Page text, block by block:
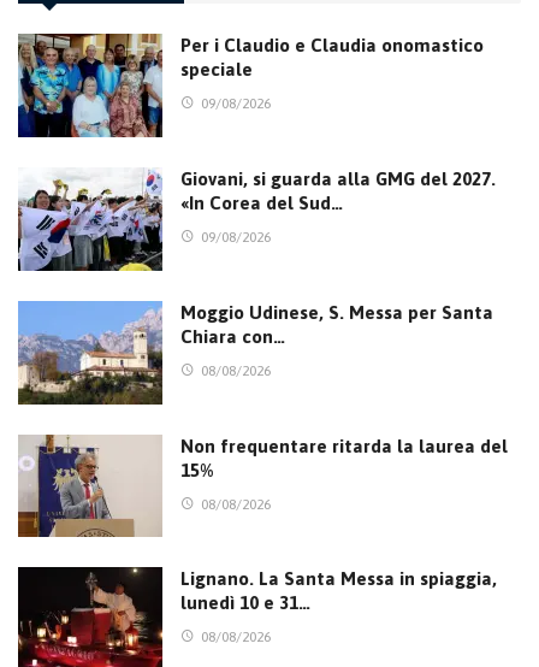
Per i Claudio e Claudia onomastico
speciale
09/08/2026
Giovani, si guarda alla GMG del 2027.
«In Corea del Sud…
09/08/2026
Moggio Udinese, S. Messa per Santa
Chiara con…
08/08/2026
Non frequentare ritarda la laurea del
15%
08/08/2026
Lignano. La Santa Messa in spiaggia,
lunedì 10 e 31…
08/08/2026